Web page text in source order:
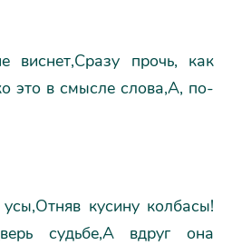
виснет,Сразу прочь, как
это в смысле слова,А, по-
кусину колбасы!
судьбе,А вдруг она